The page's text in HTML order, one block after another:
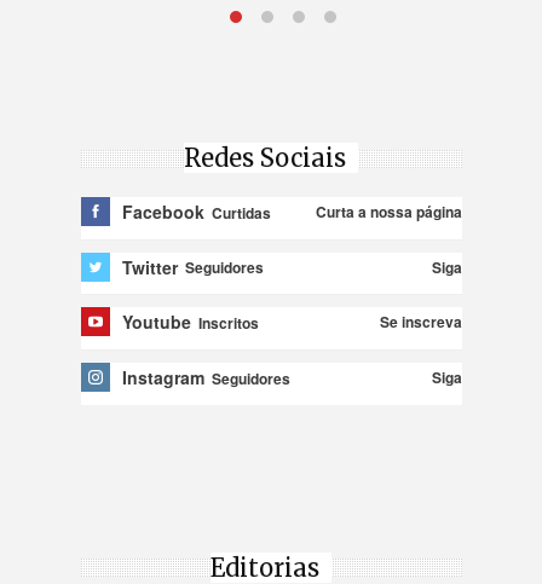
Redes Sociais
Facebook Curtidas Curta a nossa página
Twitter Seguidores Siga
Youtube Inscritos Se inscreva
Instagram Seguidores Siga
Editorias